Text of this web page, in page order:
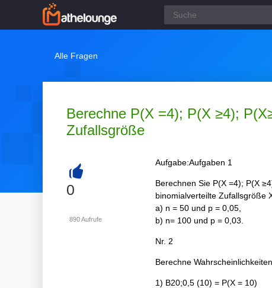
Alle Fragen
Berechne P(X =4); P(X ≥4);
Zufallsgröße
+
0
890Aufrufe
Aufgabe:Aufgaben 1
Berechnen Sie P(X =4); P(X
binomialverteilte Zufallsgröße
a) n = 50 und p = 0,05,
b) n= 100 und p = 0,03.
Nr. 2
Berechne
1) B20;0,5 (10) = P(X = 10)